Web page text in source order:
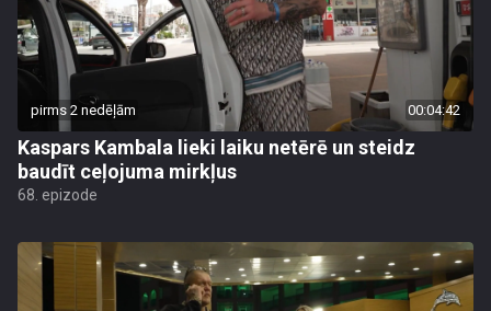
pirms 2 nedēļām 00:04:42
Kaspars Kambala lieki laiku netērē un steidz
baudīt ceļojuma mirkļus
68. epizode